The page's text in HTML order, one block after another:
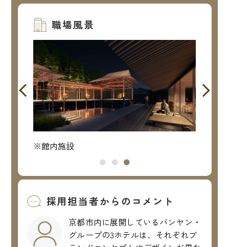
職場風景
※館内施設
採用担当者からのコメント
京都市内に展開しているバンヤン・
グループの3ホテルは、それぞれブ